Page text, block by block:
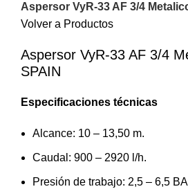
Aspersor VyR-33 AF 3/4
Volver a Productos
Aspersor VyR-33 AF 3/4
SPAIN
Especificaciones técnicas
Alcance: 10 – 13,50 m.
Caudal: 900 – 2920 l/h.
Presión de trabajo: 2,5 – 6,5